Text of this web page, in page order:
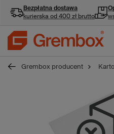
Bezpłatna dostawa
kurierska od 400 zł brutto
Grembox producent